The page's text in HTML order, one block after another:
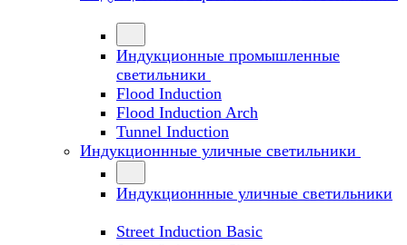
Индукционные промышленные
светильники
Flood Induction
Flood Induction Arch
Tunnel Induction
Индукционнные уличные светильники
Индукционнные уличные светильники
Street Induction Basic